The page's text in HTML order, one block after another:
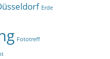
Erde
Fototreff